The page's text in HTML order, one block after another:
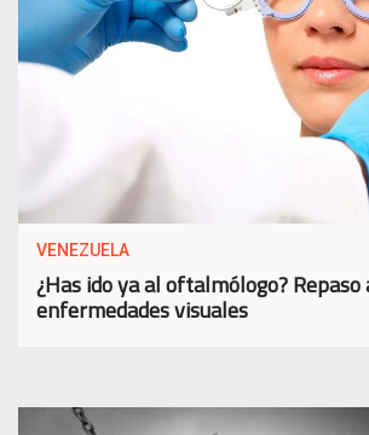
VENEZUELA
¿Has ido ya al oftalmólogo? Repaso
enfermedades visuales